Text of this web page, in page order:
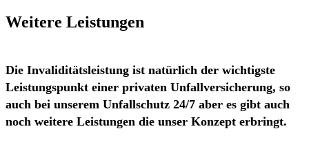
Weitere Leistungen
Die Invaliditätsleistung ist natürlich der wichtigste
Leistungspunkt einer privaten Unfallversicherung, so
auch bei unserem Unfallschutz 24/7 aber es gibt auch
noch weitere Leistungen die unser Konzept erbringt.